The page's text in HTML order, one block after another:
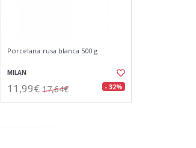
Porcelana rusa blanca 500 g
MILAN
11,99€ 17,64€ - 32%